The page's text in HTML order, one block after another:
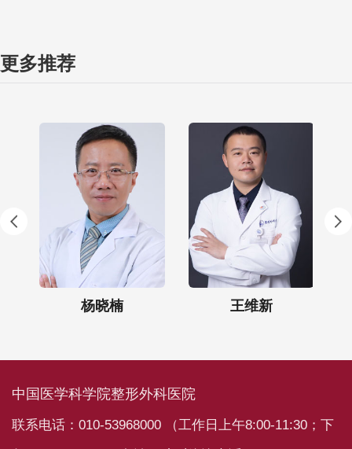
更多推荐
杨晓楠 王维新
中国医学科学院整形外科医院
联系电话：010-53968000 （工作日上午8:00-11:30；下